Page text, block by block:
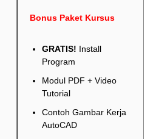
Bonus Paket Kursus
GRATIS! Install
Program
Modul PDF + Video
Tutorial
Contoh Gambar Kerja
AutoCAD